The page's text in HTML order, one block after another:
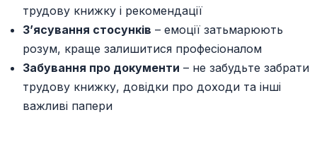
трудову книжку і рекомендації
З’ясування стосунків – емоції затьмарюють
розум, краще залишитися професіоналом
Забування про документи – не забудьте забрати
трудову книжку, довідки про доходи та інші
важливі папери